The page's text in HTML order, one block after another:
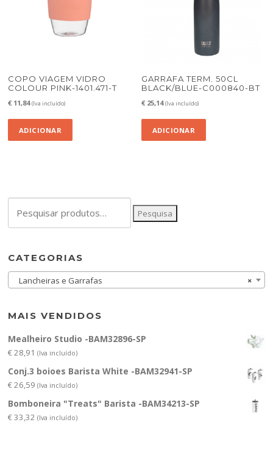
COPO VIAGEM VIDRO
COLOUR PINK-1401.471-T
€ 11,84 (Iva incluído)
ADICIONAR
GARRAFA TERM. 50CL
BLACK/BLUE-C000840-BT
€ 25,14 (Iva incluído)
ADICIONAR
por:
Pesquisa
CATEGORIAS
×
Lancheiras e Garrafas
MAIS VENDIDOS
Mealheiro Studio -BAM32896-SP
€28,91 (Iva incluído)
Conj.3 boioes Barista White -BAM32941-SP
€26,59 (Iva incluído)
Bomboneira "Treats" Barista -BAM34213-SP
€33,32 (Iva incluído)